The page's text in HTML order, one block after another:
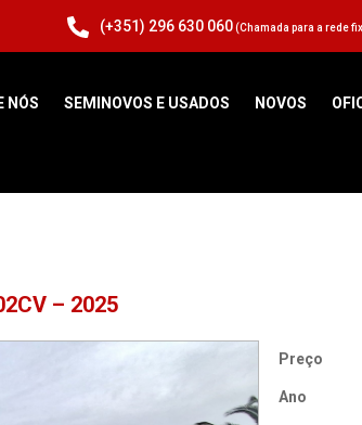
(+351) 296 630 060(Chamada para a rede
NÓS SEMINOVOS E USADOS NOVOS
– 2025
Preço
Ano